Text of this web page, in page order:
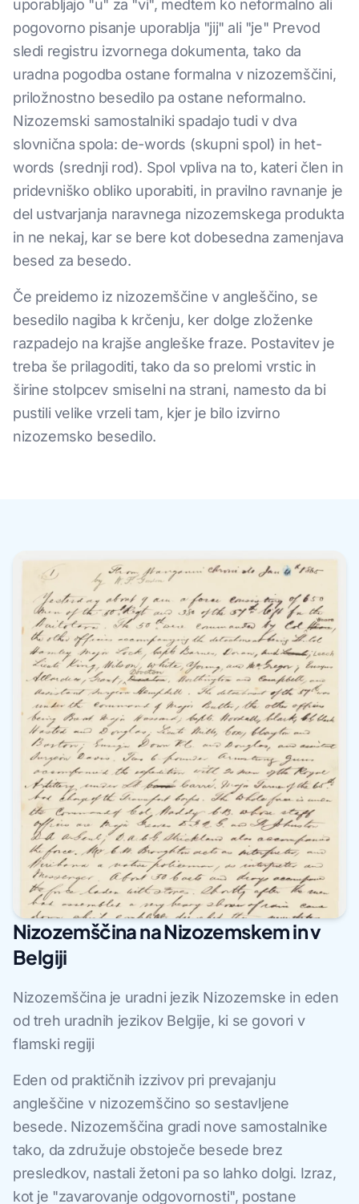
uporabljajo "u" za "vi", medtem ko neformalno ali
pogovorno pisanje uporablja "jij" ali "je" Prevod
sledi registru izvornega dokumenta, tako da
uradna pogodba ostane formalna v nizozemščini,
priložnostno besedilo pa ostane neformalno.
Nizozemski samostalniki spadajo tudi v dva
slovnična spola: de-words (skupni spol) in het-
words (srednji rod). Spol vpliva na to, kateri člen in
pridevniško obliko uporabiti, in pravilno ravnanje je
del ustvarjanja naravnega nizozemskega produkta
in ne nekaj, kar se bere kot dobesedna zamenjava
besed za besedo.
Če preidemo iz nizozemščine v angleščino, se
besedilo nagiba k krčenju, ker dolge zloženke
razpadejo na krajše angleške fraze. Postavitev je
treba še prilagoditi, tako da so prelomi vrstic in
širine stolpcev smiselni na strani, namesto da bi
pustili velike vrzeli tam, kjer je bilo izvirno
nizozemsko besedilo.
Nizozemščina na Nizozemskem in v
Belgiji
Nizozemščina je uradni jezik Nizozemske in eden
od treh uradnih jezikov Belgije, ki se govori v
flamski regiji
Eden od praktičnih izzivov pri prevajanju
angleščine v nizozemščino so sestavljene
besede. Nizozemščina gradi nove samostalnike
tako, da združuje obstoječe besede brez
presledkov, nastali žetoni pa so lahko dolgi. Izraz,
kot je "zavarovanje odgovornosti", postane